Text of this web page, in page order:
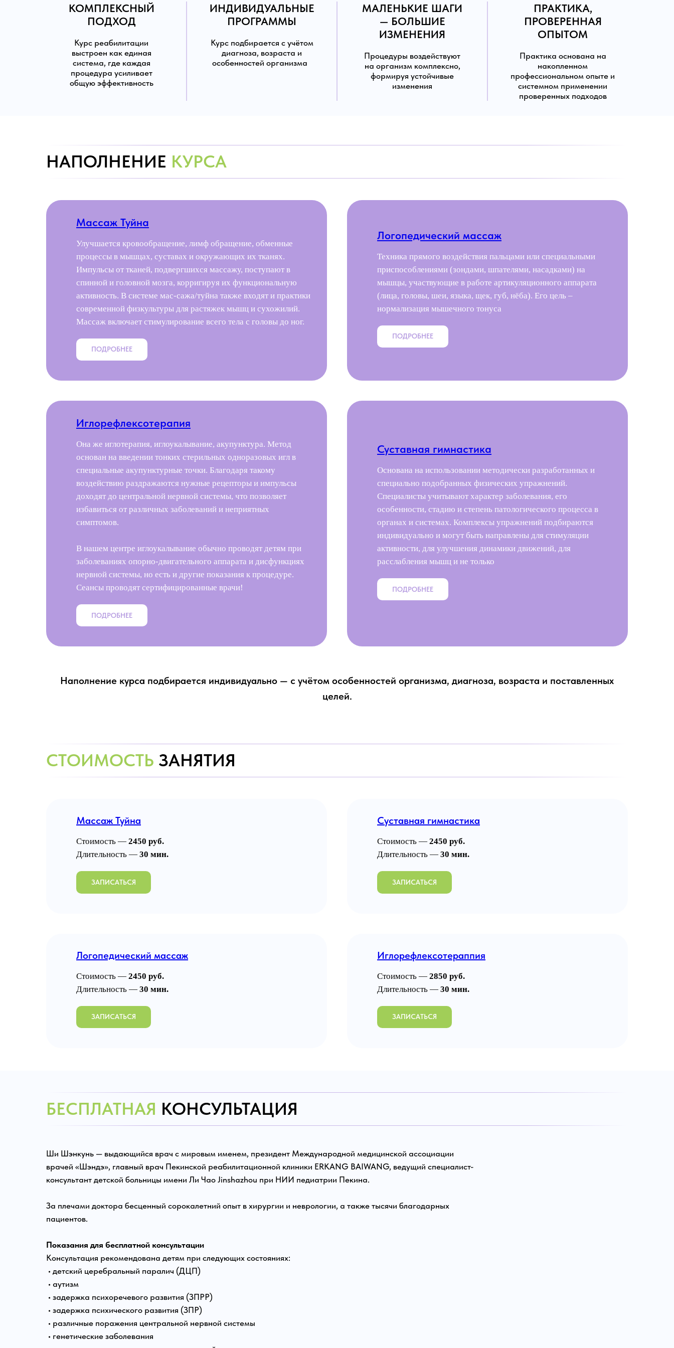
КОМПЛЕКСНЫЙ
ПОДХОД
Курс реабилитации
выстроен как единая
система, где каждая
процедура усиливает
общую эффективность
ИНДИВИДУАЛЬНЫЕ
ПРОГРАММЫ
Курс подбирается с учётом
диагноза, возраста и
особенностей организма
МАЛЕНЬКИЕ ШАГИ
— БОЛЬШИЕ
ИЗМЕНЕНИЯ
Процедуры воздействуют
на организм комплексно,
формируя устойчивые
изменения
ПРАКТИКА,
ПРОВЕРЕННАЯ
ОПЫТОМ
Практика основана на
накопленном
профессиональном опыте и
системном применении
проверенных подходов
НАПОЛНЕНИЕ КУРСА
Массаж Туйна
Улучшается кровообращение, лимф обращение, обменные
процессы в мышцах, суставах и окружающих их тканях.
Импульсы от тканей, подвергшихся массажу, поступают в
спинной и головной мозга, корригируя их функциональную
активность. В системе мас-сажа/туйна также входят и практики
современной физкультуры для растяжек мышц и сухожилий.
Массаж включает стимулирование всего тела с головы до ног.
ПОДРОБНЕЕ
Логопедический массаж
Техника прямого воздействия пальцами или специальными
приспособлениями (зондами, шпателями, насадками) на
мышцы, участвующие в работе артикуляционного аппарата
(лица, головы, шеи, языка, щек, губ, нёба). Его цель –
нормализация мышечного тонуса
ПОДРОБНЕЕ
Иглорефлексотерапия
Она же иглотерапия, иглоукалывание, акупунктура. Метод
основан на введении тонких стерильных одноразовых игл в
специальные акупунктурные точки. Благодаря такому
воздействию раздражаются нужные рецепторы и импульсы
доходят до центральной нервной системы, что позволяет
избавиться от различных заболеваний и неприятных
симптомов.
В нашем центре иглоукалывание обычно проводят детям при
заболеваниях опорно-двигательного аппарата и дисфункциях
нервной системы, но есть и другие показания к процедуре.
Сеансы проводят сертифицированные врачи!
ПОДРОБНЕЕ
Суставная гимнастика
Основана на использовании методически разработанных и
специально подобранных физических упражнений.
Специалисты учитывают характер заболевания, его
особенности, стадию и степень патологического процесса в
органах и системах. Комплексы упражнений подбираются
индивидуально и могут быть направлены для стимуляции
активности, для улучшения динамики движений, для
расслабления мышц и не только
ПОДРОБНЕЕ
Наполнение курса подбирается индивидуально — с учётом особенностей организма, диагноза, возраста и поставленных
целей.
СТОИМОСТЬ ЗАНЯТИЯ
Массаж Туйна
Стоимость — 2450 руб.
Длительность — 30 мин.
ЗАПИСАТЬСЯ
Суставная гимнастика
Стоимость — 2450 руб.
Длительность — 30 мин.
ЗАПИСАТЬСЯ
Логопедический массаж
Стоимость — 2450 руб.
Длительность — 30 мин.
ЗАПИСАТЬСЯ
Иглорефлексотераппия
Стоимость — 2850 руб.
Длительность — 30 мин.
ЗАПИСАТЬСЯ
БЕСПЛАТНАЯ КОНСУЛЬТАЦИЯ
Ши Шэнкунь — выдающийся врач с мировым именем, президент Международной медицинской ассоциации
врачей «Шэндэ», главный врач Пекинской реабилитационной клиники ERKANG BAIWANG, ведущий специалист-
консультант детской больницы имени Ли Чао Jinshazhou при НИИ педиатрии Пекина.
За плечами доктора бесценный сорокалетний опыт в хирургии и неврологии, а также тысячи благодарных
пациентов.
Показания для бесплатной консультации
Консультация рекомендована детям при следующих состояниях:
• детский церебральный паралич (ДЦП)
• аутизм
• задержка психоречевого развития (ЗПРР)
• задержка психического развития (ЗПР)
• различные поражения центральной нервной системы
• генетические заболевания